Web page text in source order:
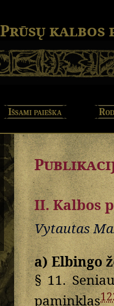
Prūsų kalbos
Išsami paieška
II. Kalbos
Vytautas
a) Elbingo
§ 11.
paminklas